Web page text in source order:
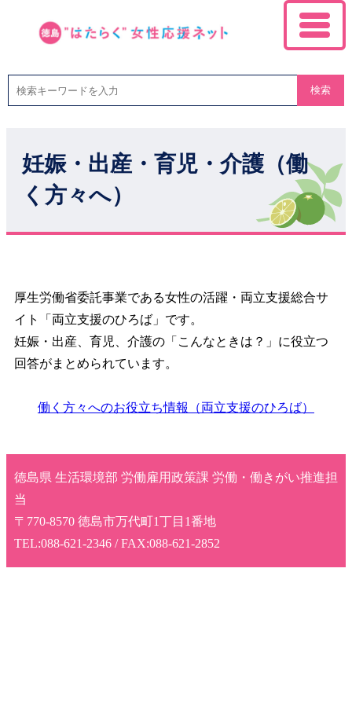
検索
妊娠・出産・育児・介護（働
く方々へ）
厚生労働省委託事業である女性の活躍・両立支援総合サ
イト「両立支援のひろば」です。
妊娠・出産、育児、介護の「こんなときは？」に役立つ
回答がまとめられています。
働く方々へのお役立ち情報（両立支援のひろば）
徳島県 生活環境部 労働雇用政策課 労働・働きがい推進担
当
〒770-8570 徳島市万代町1丁目1番地
TEL:088-621-2346 / FAX:088-621-2852